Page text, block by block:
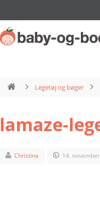
Legetøj og bøger
lamaze-
Christina 14.